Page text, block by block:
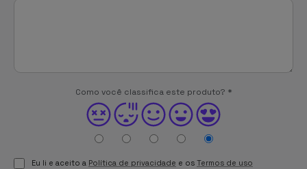
Como você classifica este produto? *
Eu li e aceito a Política de privacidade e os Termos de uso